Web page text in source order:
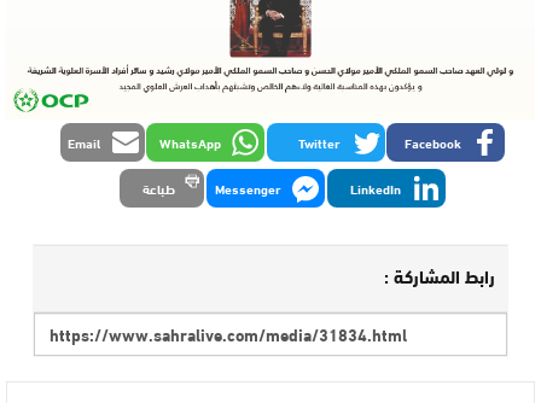
Facebook
Twitter
WhatsApp
Email
LinkedIn
Messenger طباعة
رابط المشاركة :